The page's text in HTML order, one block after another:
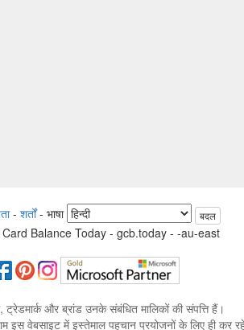
- शर्तों- भाषा बदल
Balance Today - gcb.today - -au-east
ट्रेडमार्क और ब्रांड उनके संबंधित मालिकों की संपत्ति हैं।
इस वेबसाइट में इस्तेमाल पहचान प्रयोजनों के लिए ही कर